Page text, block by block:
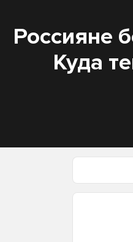
Россияне
Куда